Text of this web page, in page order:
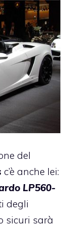
del
c’è anche lei:
LP560-
degli
sicuri sarà